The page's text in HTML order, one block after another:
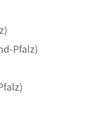
Pfalz)